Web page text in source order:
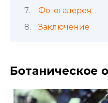
Фотогалерея
Заключение
Ботаническое